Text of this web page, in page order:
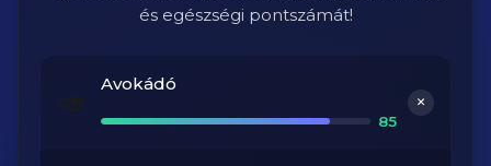
és egészségi pontszámát!
Avokádó
85
+